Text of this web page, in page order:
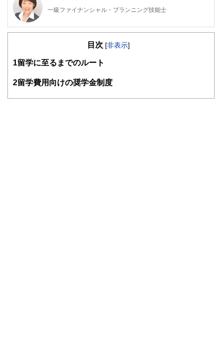
一級ファイナンシャル・プランニング技能士
CFP®
般財団法人女性労働協会 認定講師。IFPコンフォート代表
センブルグ赴任等を含め10年超勤務。結婚後は夫の転勤に伴
年以上在住。ロンドンでは、現地の小学生に日本文化を伝え
CFP®として独立後は、個別相談・セミナー講師・執筆など
目次 [非表示]
1留学に至るまでのルート
2留学費用向けの奨学金制度